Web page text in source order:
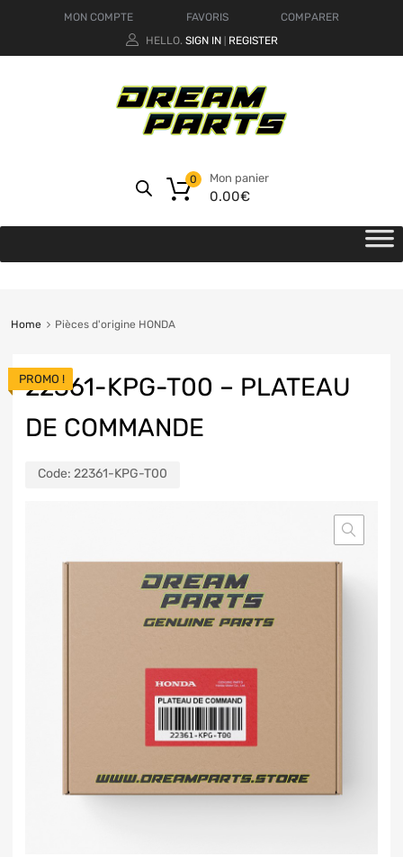
MON COMPTE FAVORIS
COMPARER
HELLO. SIGN IN REGISTER
Mon panier
0.00€
0
Home Pièces d'origine HONDA
22361-KPG-T00 – PLATEAU
DE COMMANDE
Code: 22361-KPG-T00
PROMO !